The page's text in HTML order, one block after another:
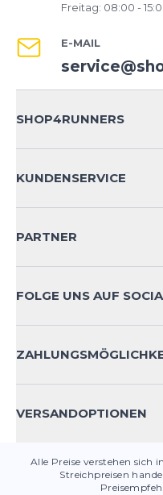
Freitag: 08:00 -
E-MAIL
SHOP4RUNNERS
KUNDENSERVICE
KONTAKT
PRODUKTSICHERHEIT
PARTNER
FOLGE UNS AUF
VERSANDOPTIONEN
Alle Preise verstehen sich
Streichpreisen